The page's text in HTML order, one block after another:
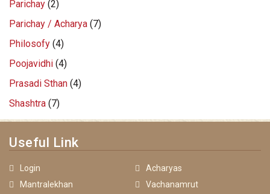
Parichay (2)
Parichay / Acharya (7)
Philosofy (4)
Poojavidhi (4)
Prasadi Sthan (4)
Shashtra (7)
Useful Link
Login
Acharyas
Mantralekhan
Vachanamrut